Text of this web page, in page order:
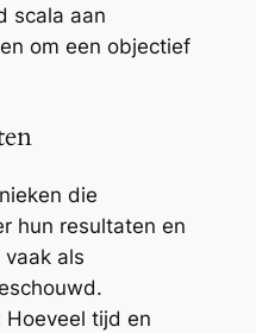
scala aan
om een objectief
die
hun resultaten en
als
Hoeveel tijd en